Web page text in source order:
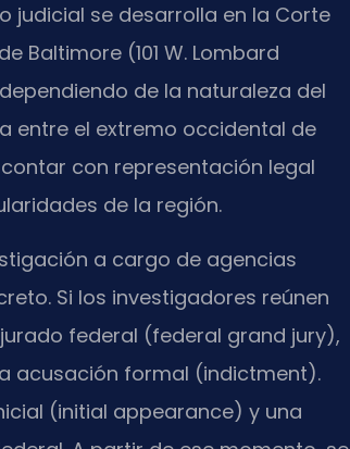
judicial se desarrolla en la Corte
Baltimore (101 W. Lombard
de la naturaleza del
entre el extremo occidental de
con representación legal
de la región.
a cargo de agencias
Si los investigadores reúnen
federal (federal grand jury),
acusación formal (indictment).
(initial appearance) y una